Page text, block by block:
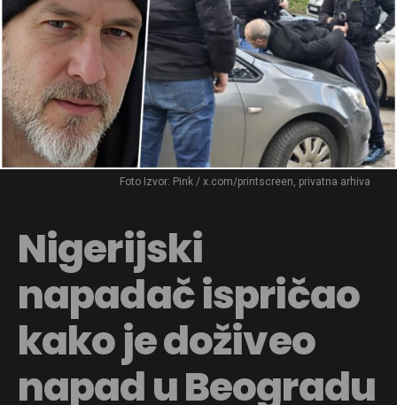
Foto Izvor: Pink / x.com/printscreen, privatna arhiva
Nigerijski
napadač ispričao
kako je doživeo
napad u Beogradu